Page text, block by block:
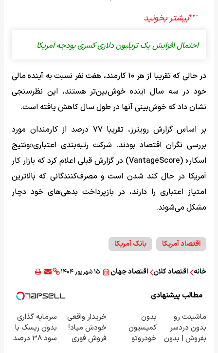
احتمال افزایش یک تریلیون دلاری کسری بودجه آمریکا
در حالی که تقریبا از هر ۱۰ کارمند، هفت نفر نسبت به آینده مالی
خود در سه سال آینده خوش‌بین‌تر هستند، این نظرسنجی
نشان داد که خوش‌بینی آنها در طول سال کاهش یافته است.
بر اساس گزارش رویترز، تقریبا ۷۷ درصد از کارمندان مورد
بررسی نگران اقتصاد بودند. شرکت رتبه‌بندی اعتباری«ونتیج
اسکار» (VantageScore) در گزارش قبلی اعلام کرد که بازار کار
آمریکا در حال کند شدن است و مصرف‌کنندگانی که بالاترین
امتیاز اعتباری را دارند، در بازپرداخت بدهی‌های خود دچار
مشکل می‌شوند.
اقتصاد آمریکا بانک آمریکا
خانه اقتصاد کلان اقتصاد جهان ۱۵ شهریور ۱۴۰۴
مطالب پیشنهادی
ماشینت رو
بدون دردسر
بفروش | بدون
بدون
کمیسیون
خودروتو
خریدار واقعی
خودش میاد!
فروش فوری
سرمایه گذاری
بدون ریسک با
سود 38 درصد